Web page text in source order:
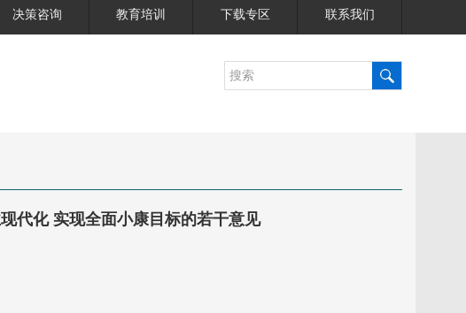
决策咨询 教育培训 下载专区 联系我们
代化 实现全面小康目标的若干意见